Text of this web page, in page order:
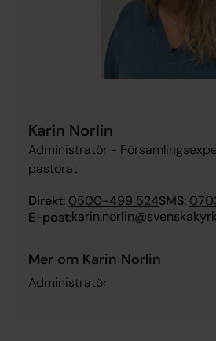
Karin Norlin
Administratör -
pastorat
Direkt: 0500-499 524SMS:
E-post:
Mer om Karin Norlin
Administratör